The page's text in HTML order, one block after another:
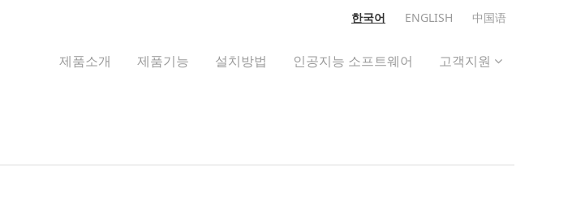
한국어 ENGLISH 中国语
제품소개 제품기능 설치방법 인공지능 소프트웨어 고객지원